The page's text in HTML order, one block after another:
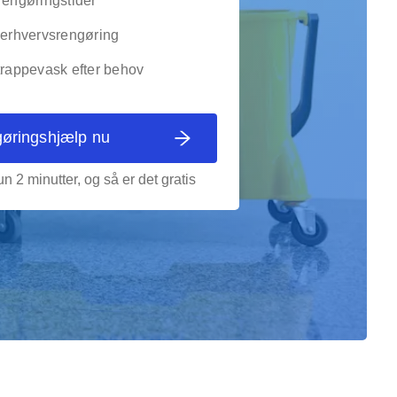
efter behov
nu
2 minutter, og så er det gratis